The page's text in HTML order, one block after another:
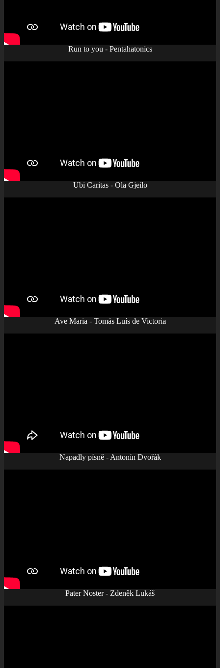
Run to you - Pentahatonics
Ubi Caritas - Ola Gjeilo
Ave Maria - Tomás Luís de Victoria
Napadly písně - Antonín Dvořák
Pater Noster - Zdeněk Lukáš